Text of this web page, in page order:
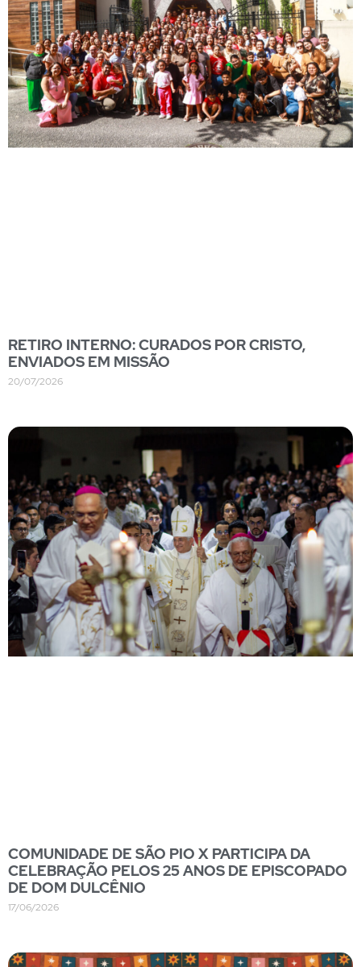
RETIRO INTERNO: CURADOS POR CRISTO,
ENVIADOS EM MISSÃO
20/07/2026
COMUNIDADE DE SÃO PIO X PARTICIPA DA
CELEBRAÇÃO PELOS 25 ANOS DE EPISCOPADO
DE DOM DULCÊNIO
17/06/2026